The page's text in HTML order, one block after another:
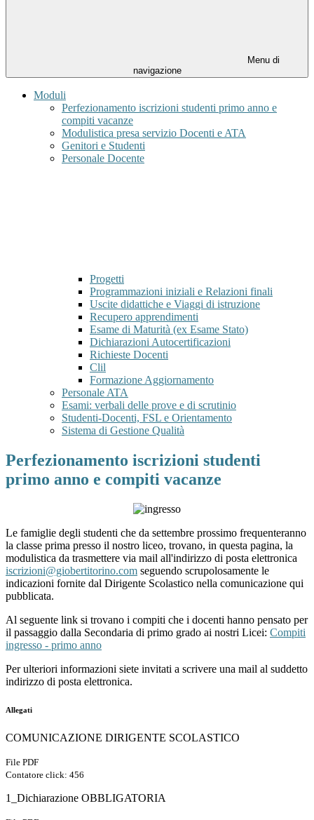
Menu di
navigazione
Moduli
Perfezionamento iscrizioni studenti primo anno e
compiti vacanze
Modulistica presa servizio Docenti e ATA
Genitori e Studenti
Personale Docente
Progetti
Programmazioni iniziali e Relazioni finali
Uscite didattiche e Viaggi di istruzione
Recupero apprendimenti
Esame di Maturità (ex Esame Stato)
Dichiarazioni Autocertificazioni
Richieste Docenti
Clil
Formazione Aggiornamento
Personale ATA
Esami: verbali delle prove e di scrutinio
Studenti-Docenti, FSL e Orientamento
Sistema di Gestione Qualità
Perfezionamento iscrizioni studenti
primo anno e compiti vacanze
Le famiglie degli studenti che da settembre prossimo frequenteranno
la classe prima presso il nostro liceo, trovano, in questa pagina, la
modulistica da trasmettere via mail all'indirizzo di posta elettronica
iscrizioni@giobertitorino.com seguendo scrupolosamente le
indicazioni fornite dal Dirigente Scolastico nella comunicazione qui
pubblicata.
Al seguente link si trovano i compiti che i docenti hanno pensato per
il passaggio dalla Secondaria di primo grado ai nostri Licei: Compiti
ingresso - primo anno
Per ulteriori informazioni siete invitati a scrivere una mail al suddetto
indirizzo di posta elettronica.
Allegati
COMUNICAZIONE DIRIGENTE SCOLASTICO
File PDF
Contatore click: 456
1_Dichiarazione OBBLIGATORIA